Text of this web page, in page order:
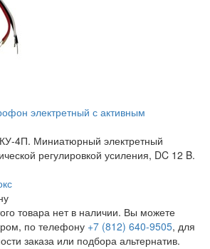
электретный с активным
4П. Миниатюрный электретный
регулировкой усиления, DC 12 B.
товара нет в наличии. Вы можете
по телефону +7 (812) 640-9505, для
заказа или подбора альтернатив.